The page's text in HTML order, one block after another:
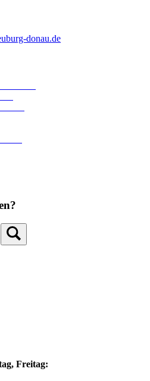
donau.de
Freitag: